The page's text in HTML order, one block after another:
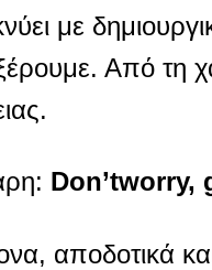
με
ξέρουμε. Από
Don’tworry,
αποδοτικά και